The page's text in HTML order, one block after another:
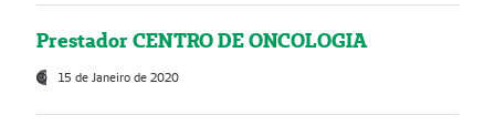
Prestador CENTRO DE ONCOLOGIA
15 de Janeiro de 2020